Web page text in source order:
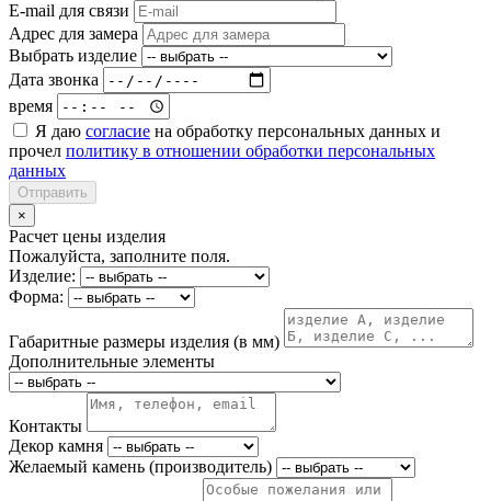
E-mail для связи
Адрес для замера
Выбрать изделие
Дата звонка
время
Я даю согласие на обработку персональных данных и
прочел политику в отношении обработки персональных
данных
Отправить
×
Расчет цены изделия
Пожалуйста, заполните поля.
Изделие:
Форма:
Габаритные размеры изделия (в мм)
Дополнительные элементы
Контакты
Декор камня
Желаемый камень (производитель)